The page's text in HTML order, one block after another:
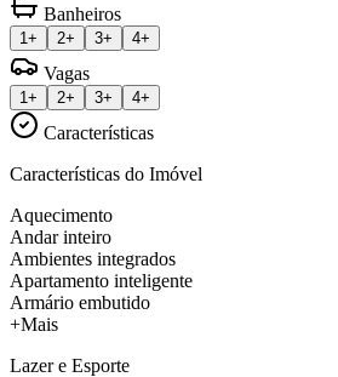
Banheiros
1+ 2+ 3+ 4+
Vagas
1+ 2+ 3+ 4+
Características
Características do Imóvel
Aquecimento
Andar inteiro
Ambientes integrados
Apartamento inteligente
Armário embutido
+Mais
Lazer e Esporte